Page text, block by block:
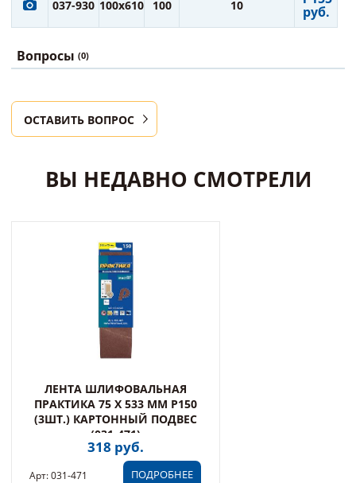
037-930 100x610 100 10 руб.
Вопросы (0)
ОСТАВИТЬ ВОПРОС
ВЫ НЕДАВНО СМОТРЕЛИ
ЛЕНТА ШЛИФОВАЛЬНАЯ
ПРАКТИКА 75 Х 533 ММ P150
(3ШТ.) КАРТОННЫЙ ПОДВЕС
(031-471)
318 руб.
ПОДРОБНЕЕ
Арт: 031-471